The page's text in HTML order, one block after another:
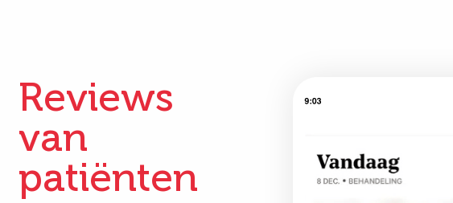
Reviews
van
patiënten